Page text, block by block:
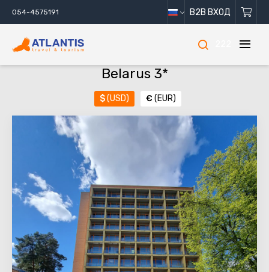
054-4575191 B2B ВХОД
Belarus 3*
$(USD) € (EUR)